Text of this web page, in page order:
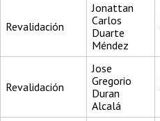
Revalidación
Jonattan
Carlos
Duarte
Méndez
Revalidación
Jose
Gregorio
Duran
Alcalá